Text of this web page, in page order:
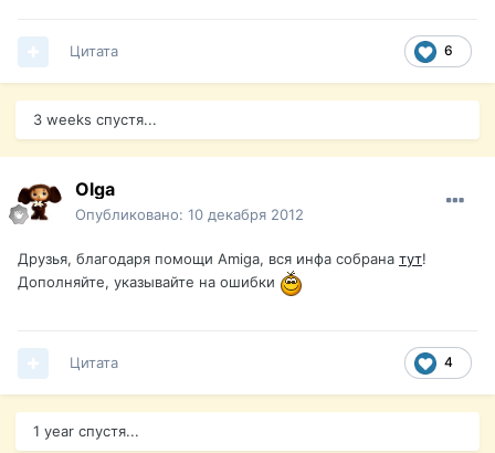
6
Цитата
3 weeks спустя...
Olga
Опубликовано: 10 декабря 2012
Друзья, благодаря помощи Amiga, вся инфа собрана тут!
Дополняйте, указывайте на ошибки
4
Цитата
1 year спустя...